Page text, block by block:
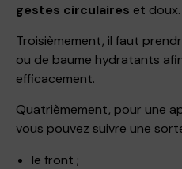
gestes circulaires et doux.
Troisièmement, il faut
ou de baume hydratants
efficacement.
Quatrièmement, pour une
vous pouvez suivre une
le front ;